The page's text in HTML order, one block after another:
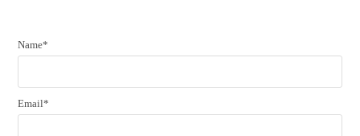
Name*
Email*